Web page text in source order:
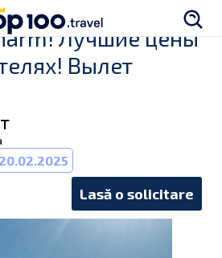
Лучшие цены
Вылет
20.02.2025
Lasă o solicitare